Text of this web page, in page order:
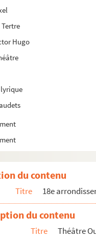
Hugo
du contenu
Titre 18e
du contenu
Titre
Théâtre